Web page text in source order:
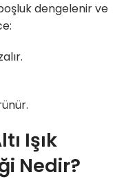
dengelenir ve
Işık
Nedir?